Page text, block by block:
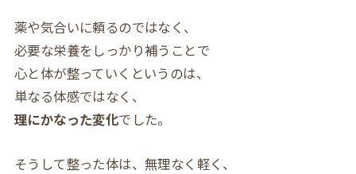
薬や気合いに頼るのではなく、
必要な栄養をしっかり補うことで
心と体が整っていくというのは、
単なる体感ではなく、
理にかなった変化でした。
そうして整った体は、無理なく軽く、